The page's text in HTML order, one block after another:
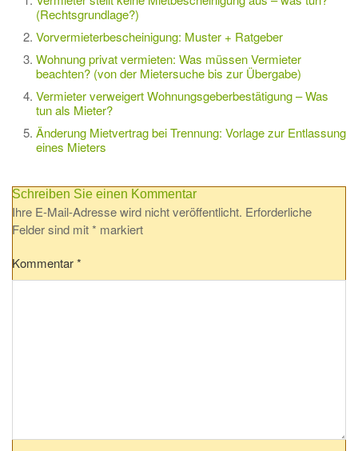
(Rechtsgrundlage?)
Vorvermieterbescheinigung: Muster + Ratgeber
Wohnung privat vermieten: Was müssen Vermieter
beachten? (von der Mietersuche bis zur Übergabe)
Vermieter verweigert Wohnungsgeberbestätigung – Was
tun als Mieter?
Änderung Mietvertrag bei Trennung: Vorlage zur Entlassung
eines Mieters
Schreiben Sie einen Kommentar
Ihre E-Mail-Adresse wird nicht veröffentlicht. Erforderliche
Felder sind mit* markiert
Kommentar*